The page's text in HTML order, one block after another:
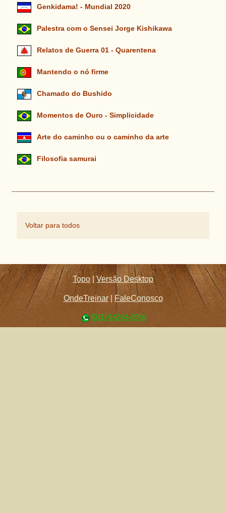
Genkidama! - Mundial 2020
Palestra com o Sensei Jorge Kishikawa
Relatos de Guerra 01 - Quarentena
Mantendo o nó firme
Chamado do Bushido
Momentos de Ouro - Simplicidade
Arte do caminho ou o caminho da arte
Filosofia samurai
Voltar para todos
Topo |Versão Desktop
OndeTreinar| FaleConosco
(011) 94294-8956